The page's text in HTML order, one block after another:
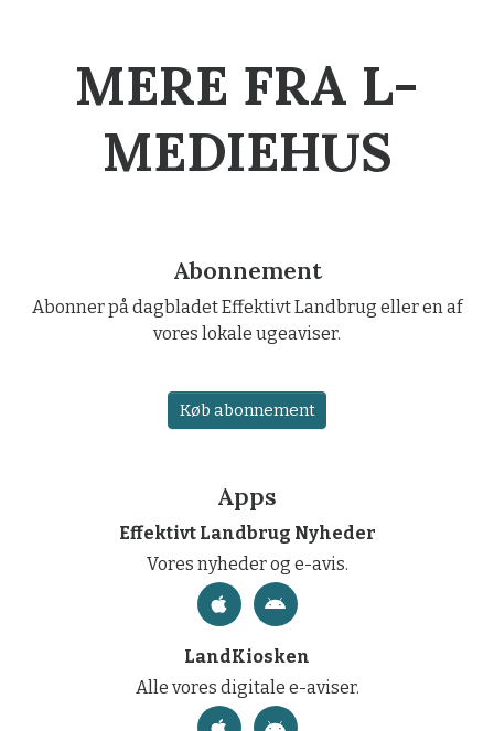
MERE FRA L-
MEDIEHUS
Abonnement
Abonner på dagbladet Effektivt Landbrug eller en af
vores lokale ugeaviser.
Køb abonnement
Apps
Effektivt Landbrug Nyheder
Vores nyheder og e-avis.
LandKiosken
Alle vores digitale e-aviser.